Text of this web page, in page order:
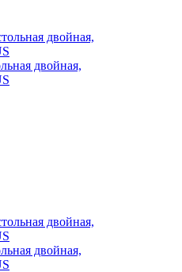
двойная,
двойная,